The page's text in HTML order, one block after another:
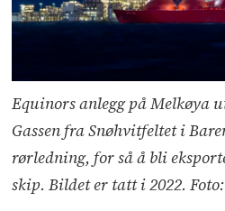
Equinors anlegg på Melkøya
Gassen fra Snøhvitfeltet i
rørledning, for så å bli
skip. Bildet er tatt i 2022.